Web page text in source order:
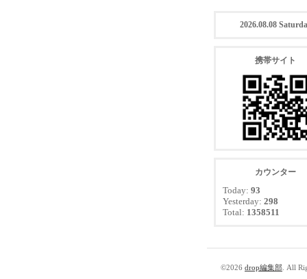
2026.08.08
携帯サイト
カウンター
Today: 93
Yesterday: 298
Total: 1358511
©2026 drop編集部 . All